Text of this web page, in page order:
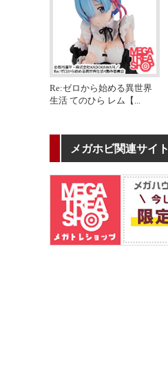
Re:ゼロから始める異世界
生活 てのひら レム【 ...
メガホビ関連サイト